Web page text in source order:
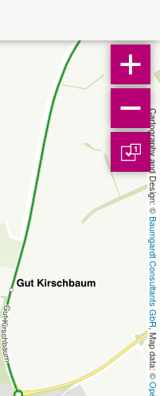
Cartography and Design: ©
Baumgardt Consultants GbR
, Map data: ©
1